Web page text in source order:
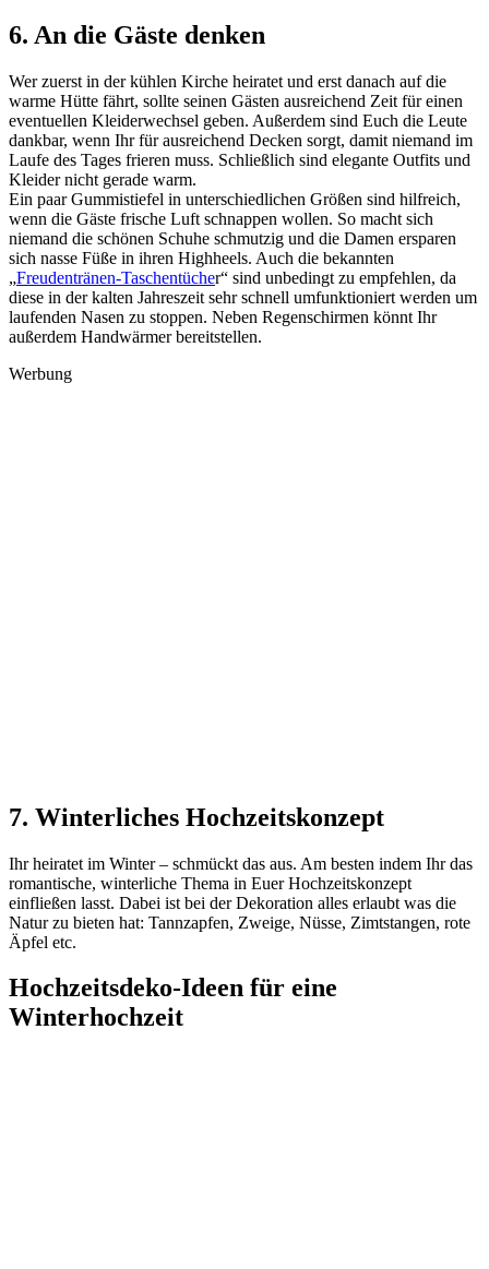
6. An die Gäste denken
Wer zuerst in der kühlen Kirche heiratet und erst danach auf die
warme Hütte fährt, sollte seinen Gästen ausreichend Zeit für einen
eventuellen Kleiderwechsel geben. Außerdem sind Euch die Leute
dankbar, wenn Ihr für ausreichend Decken sorgt, damit niemand im
Laufe des Tages frieren muss. Schließlich sind elegante Outfits und
Kleider nicht gerade warm.
Ein paar Gummistiefel in unterschiedlichen Größen sind hilfreich,
wenn die Gäste frische Luft schnappen wollen. So macht sich
niemand die schönen Schuhe schmutzig und die Damen ersparen
sich nasse Füße in ihren Highheels. Auch die bekannten
„Freudentränen-Taschentücher“ sind unbedingt zu empfehlen, da
diese in der kalten Jahreszeit sehr schnell umfunktioniert werden um
laufenden Nasen zu stoppen. Neben Regenschirmen könnt Ihr
außerdem Handwärmer bereitstellen.
Werbung
7. Winterliches Hochzeitskonzept
Ihr heiratet im Winter – schmückt das aus. Am besten indem Ihr das
romantische, winterliche Thema in Euer Hochzeitskonzept
einfließen lasst. Dabei ist bei der Dekoration alles erlaubt was die
Natur zu bieten hat: Tannzapfen, Zweige, Nüsse, Zimtstangen, rote
Äpfel etc.
Hochzeitsdeko-Ideen für eine
Winterhochzeit